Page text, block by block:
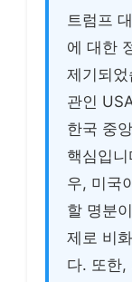
트럼프
에 대한
제기되
관인
한국 중
핵심입
우, 미국
할 명분
제로 비
다. 또한,